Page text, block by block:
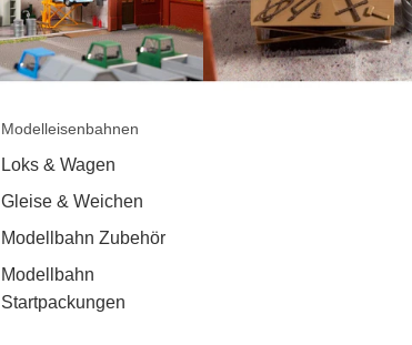
Modelleisenbahnen
Loks & Wagen
Gleise & Weichen
Modellbahn Zubehör
Modellbahn
Startpackungen